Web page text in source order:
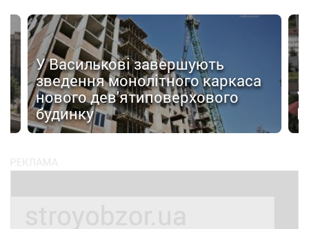
У Василькові завершують
зведення монолітного каркаса
нового дев'ятиповерхового
будинку